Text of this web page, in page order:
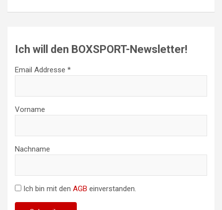
Ich will den BOXSPORT-Newsletter!
Email Addresse *
Vorname
Nachname
Ich bin mit den AGB einverstanden.